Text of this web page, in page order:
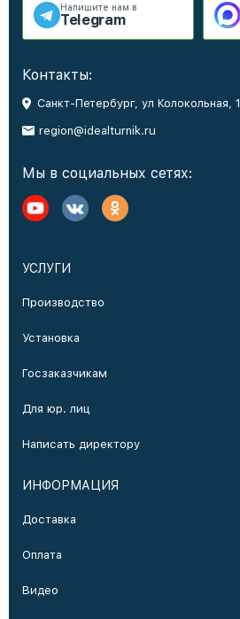
Напишите нам в
Telegram
Контакты:
Санкт-Петербург, ул Колокольная, 1
region@idealturnik.ru
Мы в социальных сетях:
УСЛУГИ
Производство
Установка
Госзаказчикам
Для юр. лиц
Написать директору
ИНФОРМАЦИЯ
Доставка
Оплата
Видео